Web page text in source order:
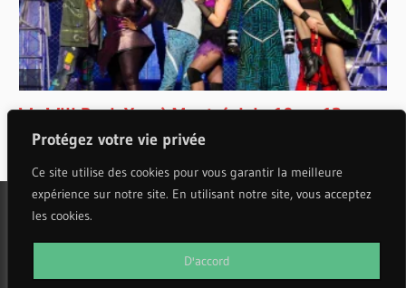
Protégez votre vie privée
Ce site utilise des cookies pour vous garantir la meilleure
expérience sur notre site. En utilisant notre site, vous acceptez
les cookies.
D'accord
WordPress Theme: Wellington by ThemeZee.